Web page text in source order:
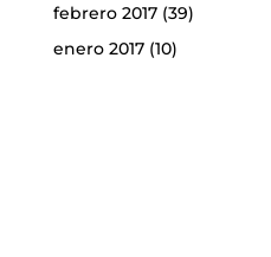
febrero 2017(39)
enero 2017(10)